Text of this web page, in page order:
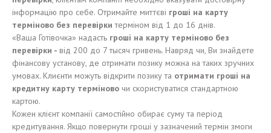
інформацію про себе. Отримайте миттєві гроші на карту
терміново без перевірки терміном від 1 до 16 днів.
«Ваша Готівочка» надасть гроші на карту терміново без
перевірки - від 200 до 7 тысяч гривень. Навряд чи, Ви знайдете
фінансову установу, де отримати позику можна на таких зручних
умовах. Клиєнти можуть відкрити позику та отримати гроші на
кредитну карту терміново чи скористуватися стандартною
картою.
Кожен клієнт компанії самостійно обирає суму та період
кредитування. Якщо повернути гроші у зазначений термін змоги